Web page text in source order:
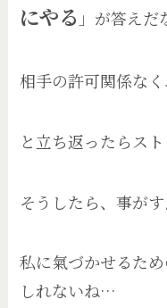
にやる 」が答えだ
相手の許可関係な
と立ち返ったらス
そうしたら、事が
私に氣づかせるた
しれないね…